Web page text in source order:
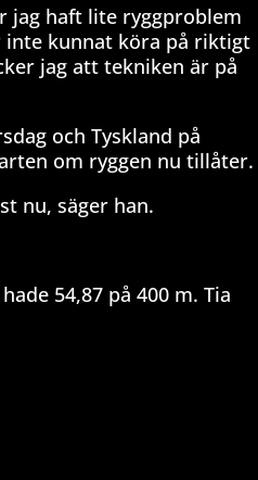
jag haft lite ryggproblem
inte kunnat köra på riktigt
jag att tekniken är på
och Tyskland på
om ryggen nu tillåter.
nu, säger han.
54,87 på 400 m. Tia